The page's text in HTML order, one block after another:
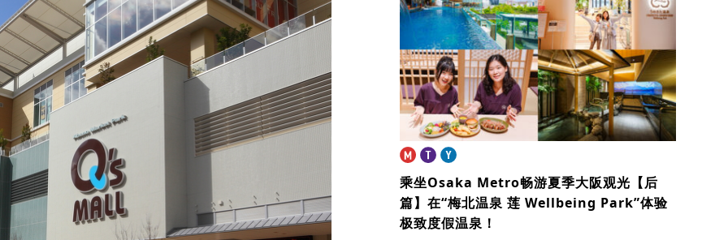
乘坐Osaka Metro畅游夏季大阪观光【后
篇】在“梅北温泉 莲 Wellbeing Park”体验
极致度假温泉！